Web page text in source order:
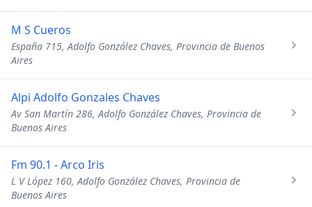
M S Cueros
España 715, Adolfo González Chaves, Provincia de Buenos
Aires
Alpi Adolfo Gonzales Chaves
Av San Martín 286, Adolfo González Chaves, Provincia de
Buenos Aires
Fm 90.1 - Arco Iris
L V López 160, Adolfo González Chaves, Provincia de
Buenos Aires